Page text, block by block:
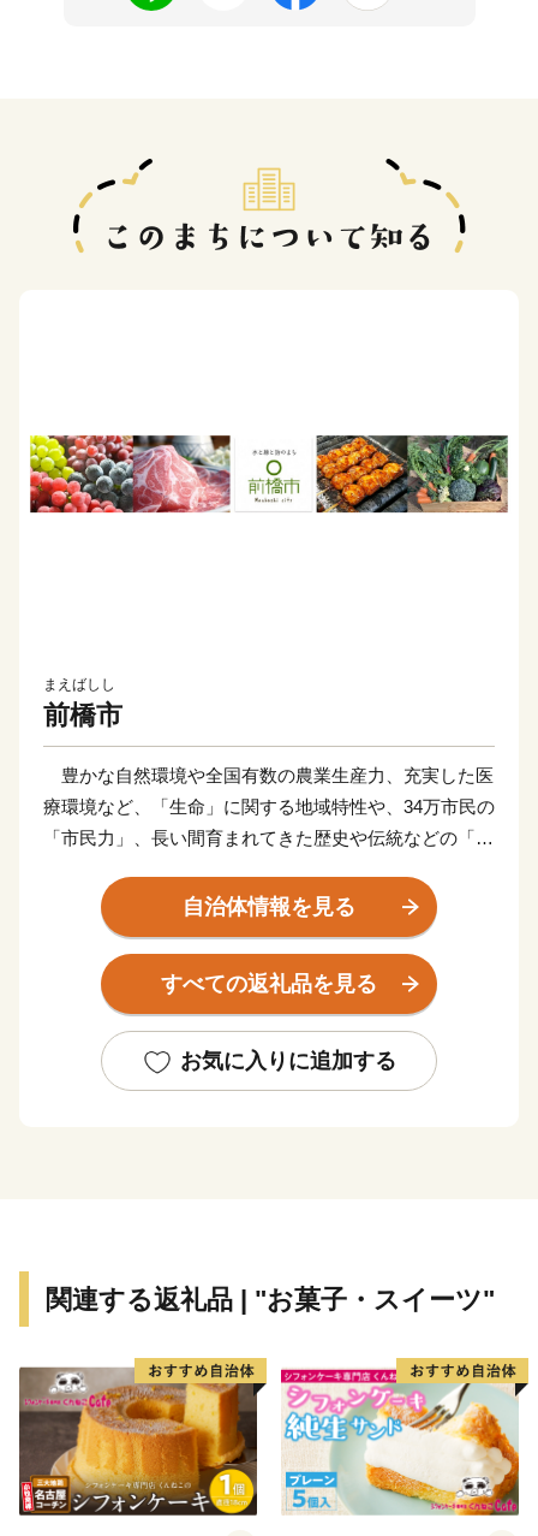
まえばしし
前橋市
豊かな自然環境や全国有数の農業生産力、充実した医
療環境など、「生命」に関する地域特性や、34万市民の
「市民力」、長い間育まれてきた歴史や伝統などの「地
全・安心なまちづくりを進めています。
ふるさと納税制度の実施にあたっては、全国の賛同者
とともに事業を推進したい13のプロジェクトコース と
市長一任コースの計14通りの使い道を掲載させていただ
ご用意させていただいております。
前橋市出身の皆様、全国にお住まいの皆様には、「前
自治体情報を見る
すべての返礼品を見る
お気に入りに追加する
関連する返礼品 | "お菓子・スイーツ"